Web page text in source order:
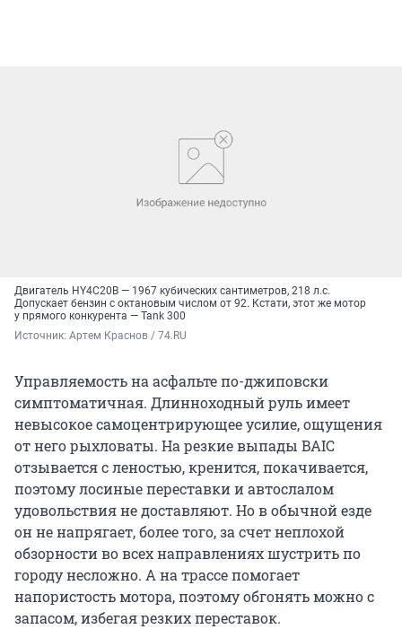
Двигатель HY4C20B — 1967 кубических сантиметров, 218 л.с.
Допускает бензин с октановым числом от 92. Кстати, этот же мотор
у прямого конкурента — Tank 300
Источник: Артем Краснов / 74.RU
Управляемость на асфальте по-джиповски
симптоматичная. Длинноходный руль имеет
невысокое самоцентрирующее усилие, ощущения
от него рыхловаты. На резкие выпады BAIC
отзывается с леностью, кренится, покачивается,
поэтому лосиные переставки и автослалом
удовольствия не доставляют. Но в обычной езде
он не напрягает, более того, за счет неплохой
обзорности во всех направлениях шустрить по
городу несложно. А на трассе помогает
напористость мотора, поэтому обгонять можно с
запасом, избегая резких переставок.